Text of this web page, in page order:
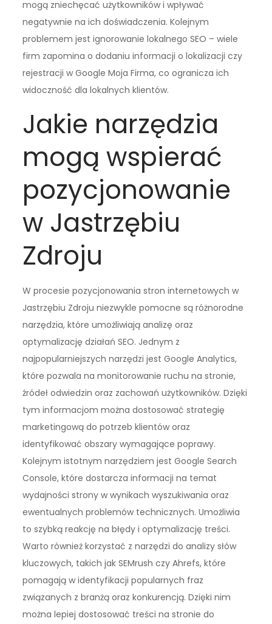
mogą zniechęcać użytkowników i wpływać
negatywnie na ich doświadczenia. Kolejnym
problemem jest ignorowanie lokalnego SEO – wiele
firm zapomina o dodaniu informacji o lokalizacji czy
rejestracji w Google Moja Firma, co ogranicza ich
widoczność dla lokalnych klientów.
Jakie narzędzia
mogą wspierać
pozycjonowanie
w Jastrzębiu
Zdroju
W procesie pozycjonowania stron internetowych w
Jastrzębiu Zdroju niezwykle pomocne są różnorodne
narzędzia, które umożliwiają analizę oraz
optymalizację działań SEO. Jednym z
najpopularniejszych narzędzi jest Google Analytics,
które pozwala na monitorowanie ruchu na stronie,
źródeł odwiedzin oraz zachowań użytkowników. Dzięki
tym informacjom można dostosować strategię
marketingową do potrzeb klientów oraz
identyfikować obszary wymagające poprawy.
Kolejnym istotnym narzędziem jest Google Search
Console, które dostarcza informacji na temat
wydajności strony w wynikach wyszukiwania oraz
ewentualnych problemów technicznych. Umożliwia
to szybką reakcję na błędy i optymalizację treści.
Warto również korzystać z narzędzi do analizy słów
kluczowych, takich jak SEMrush czy Ahrefs, które
pomagają w identyfikacji popularnych fraz
związanych z branżą oraz konkurencją. Dzięki nim
można lepiej dostosować treści na stronie do